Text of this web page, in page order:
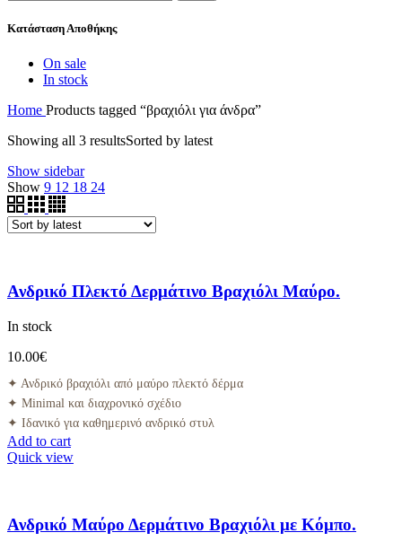
Κατάσταση Αποθήκης
On sale
In stock
Home Products tagged “βραχιόλι για άνδρα”
Showing all 3 resultsSorted by latest
Show sidebar
Show 9 12 18 24
Ανδρικό Πλεκτό Δερμάτινο Βραχιόλι Μαύρο.
In stock
10.00€
✦ Ανδρικό βραχιόλι από μαύρο πλεκτό δέρμα
✦ Minimal και διαχρονικό σχέδιο
✦ Ιδανικό για καθημερινό ανδρικό στυλ
Add to cart
Quick view
Ανδρικό Μαύρο Δερμάτινο Βραχιόλι με Κόμπο.